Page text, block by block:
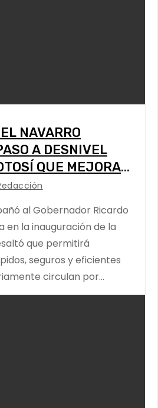
NAVARRO
A DESNIVEL
QUE MEJORA
METROPOLITANA
al Gobernador Ricardo
en la inauguración de la
que permitirá
seguros y eficientes
circulan por…